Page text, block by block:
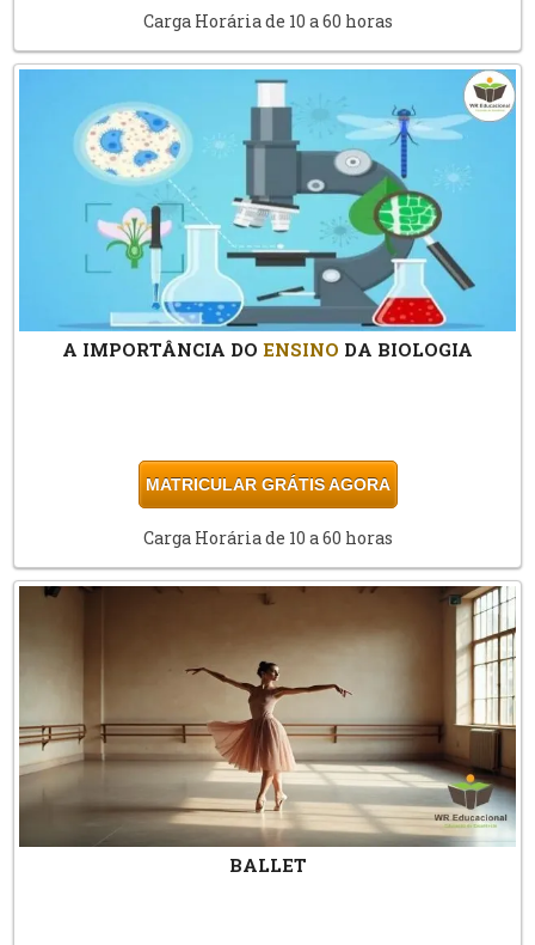
Carga Horária de 10 a 60 horas
A IMPORTÂNCIA DO ENSINO DA BIOLOGIA
MATRICULAR GRÁTIS AGORA
Carga Horária de 10 a 60 horas
BALLET